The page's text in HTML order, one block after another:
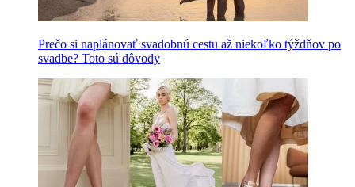
Prečo si naplánovať svadobnú cestu až niekoľko týždňov po
svadbe? Toto sú dôvody